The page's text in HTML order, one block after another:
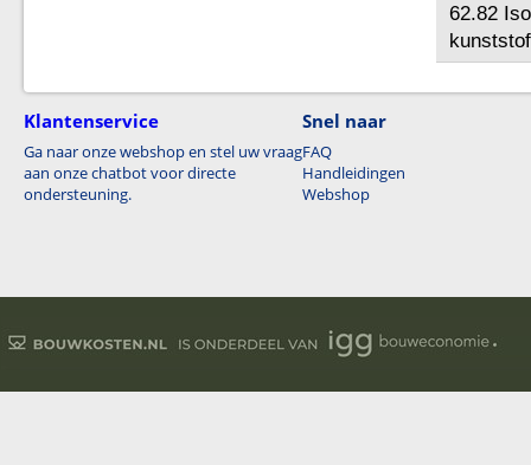
62.82
Klantenservice
Ga naar onze webshop en stel uw vraag
aan onze chatbot voor directe
ondersteuning.
Snel naar
FAQ
Handleidingen
Webshop